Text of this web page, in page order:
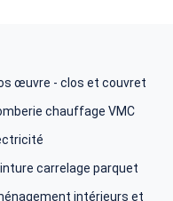
œuvre - clos et couvret
chauffage VMC
carrelage parquet
intérieurs et